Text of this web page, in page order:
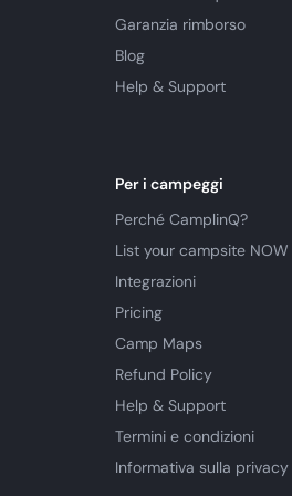
Garanzia rimborso
Blog
Help & Support
Per i campeggi
Perché CamplinQ?
List your campsite NOW
Integrazioni
Pricing
Camp Maps
Refund Policy
Help & Support
Termini e condizioni
Informativa sulla privacy